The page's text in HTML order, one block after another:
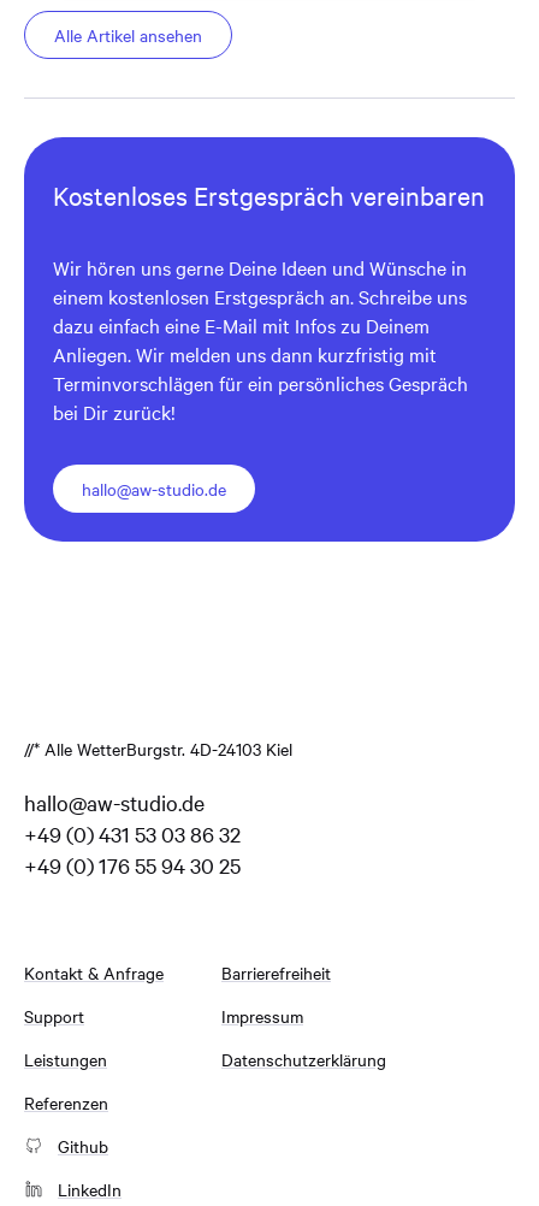
Alle Artikel ansehen
Kostenloses Erstgespräch vereinbaren
Wir hören uns gerne Deine Ideen und Wünsche in
einem kostenlosen Erstgespräch an. Schreibe uns
dazu einfach eine E-Mail mit Infos zu Deinem
Anliegen. Wir melden uns dann kurzfristig mit
Terminvorschlägen für ein persönliches Gespräch
bei Dir zurück!
hallo@aw-studio.de
//* Alle WetterBurgstr. 4D-24103 Kiel
hallo@aw-studio.de
+49 (0) 431 53 03 86 32
+49 (0) 176 55 94 30 25
Kontakt & Anfrage
Support
Leistungen
Referenzen
Barrierefreiheit
Impressum
Datenschutzerklärung
Github
LinkedIn